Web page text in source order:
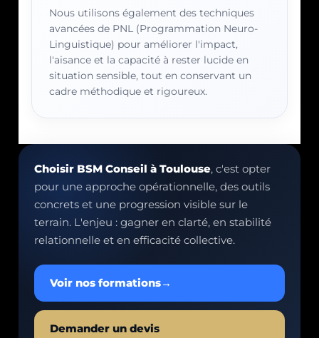
Nous utilisons également des techniques
avancées de PNL (Programmation Neuro-
Linguistique) pour améliorer l'impact,
l'aisance et la capacité à rester lucide en
situation sensible, tout en conservant un
cadre méthodique et rigoureux.
Choisir BSM Conseil à Toulouse, c'est opter
pour une approche opérationnelle, des outils
concrets et une progression visible sur le
terrain. L'enjeu : gagner en clarté, en stabilité
relationnelle et en efficacité collective.
Voir nos formations→
Demander un devis